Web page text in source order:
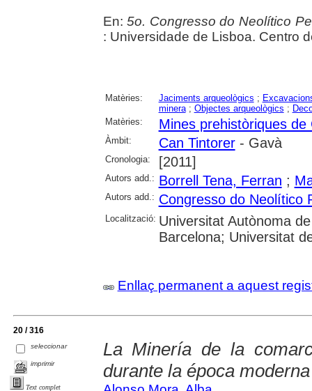
En:5o. Congresso do Neolítico
: Universidade de Lisboa. Centro
Matèries: Jaciments arqueològics ;
minera; Objectes arqueològics ;
Matèries:
Mines prehistòriques de
Àmbit: Can Tintorer- Gavà
Cronologia: [2011]
Autors add.: Borrell Tena, Ferran ;
Autors add.: Congresso do Neolítico
Localització: Universitat Autònoma
Barcelona; Universitat
Enllaç permanent a aquest
20 / 316
seleccionar
imprimir
Text complet
La Minería de la
durante la época moderna